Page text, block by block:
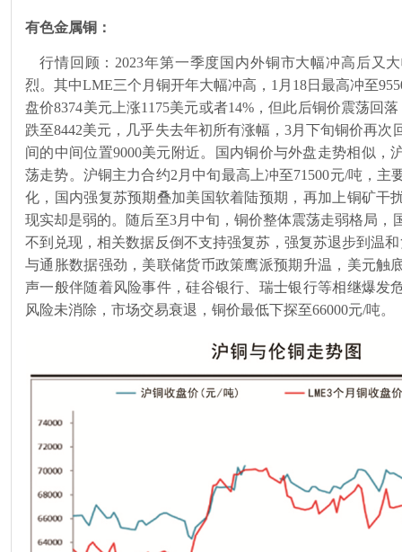
有色金属铜：
行情回顾： 2023年第一季度国内外铜市大幅冲高后又
烈。其中LME三个月铜开年大幅冲高， 1 月 18日最高冲至
盘价8374美元上涨1175美元或者14%，但此后铜价震荡回
跌至8442美元，几乎失去年初所有涨幅，3月下旬铜价再次
间的中间位置9000美元附近。国内铜价与外盘走势相似，
荡走势。沪铜主力合约2 月中旬最高上冲至71500元/吨，主
化，国内强复苏预期叠加美国软着陆预期，再加上铜矿干
现实却是弱的。随后至3月中旬，铜价整体震荡走弱格局，
不到兑现，相关数据反倒不支持强复苏，强复苏退步到温
与通胀数据强劲，美联储货币政策鹰派预期升温，美元触
声一般伴随着风险事件，硅谷银行、瑞士银行等相继爆发
风险未消除，市场交易衰退，铜价最低下探至66000元/吨。